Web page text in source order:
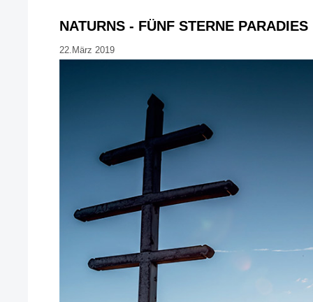
NATURNS - FÜNF STERNE PARADIES
22.März 2019